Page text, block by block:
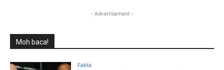
- Advertisement -
Moh baca!
Fakta